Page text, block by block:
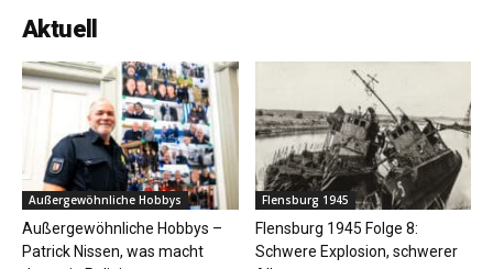
Aktuell
Außergewöhnliche Hobbys
Außergewöhnliche Hobbys –
Patrick Nissen, was macht
Flensburg 1945
Flensburg 1945 Folge 8:
Schwere Explosion, schwerer